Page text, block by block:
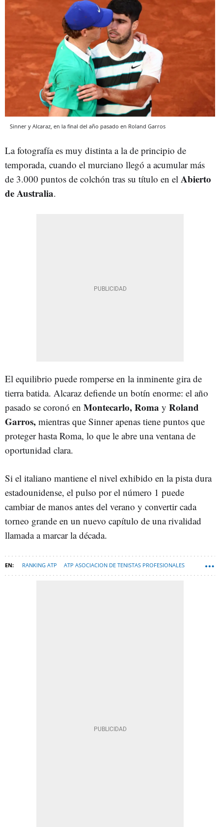
Sinner y Alcaraz, en la final del año pasado en Roland Garros
La fotografía es muy distinta a la de principio de
temporada, cuando el murciano llegó a acumular más
de 3.000 puntos de colchón tras su título en el Abierto
de Australia.
El equilibrio puede romperse en la inminente gira de
tierra batida. Alcaraz defiende un botín enorme: el año
pasado se coronó en Montecarlo, Roma y Roland
Garros, mientras que Sinner apenas tiene puntos que
proteger hasta Roma, lo que le abre una ventana de
oportunidad clara.
Si el italiano mantiene el nivel exhibido en la pista dura
estadounidense, el pulso por el número 1 puede
cambiar de manos antes del verano y convertir cada
torneo grande en un nuevo capítulo de una rivalidad
llamada a marcar la década.
RANKING ATP ATP ASOCIACION DE TENISTAS PROFESIONALES